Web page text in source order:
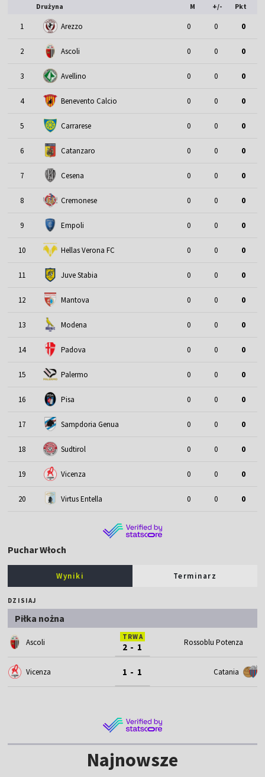
Drużyna M +/- Pkt
1 Arezzo 0 0 0
2 Ascoli 0 0 0
3 Avellino 0 0 0
4 Benevento Calcio 0 0 0
5 Carrarese 0 0 0
6 Catanzaro 0 0 0
7 Cesena 0 0 0
8 Cremonese 0 0 0
9 Empoli 0 0 0
10 Hellas Verona FC 0 0 0
11 Juve Stabia 0 0 0
12 Mantova 0 0 0
13 Modena 0 0 0
14 Padova 0 0 0
15 Palermo 0 0 0
16 Pisa 0 0 0
17 Sampdoria Genua 0 0 0
18 Sudtirol 0 0 0
19 Vicenza 0 0 0
20 Virtus Entella 0 0 0
Puchar Włoch
Wyniki Terminarz
DZISIAJ
Piłka nożna
Ascoli
TRWA
2 - 1 Rossoblu Potenza
Vicenza 1 - 1 Catania
Najnowsze